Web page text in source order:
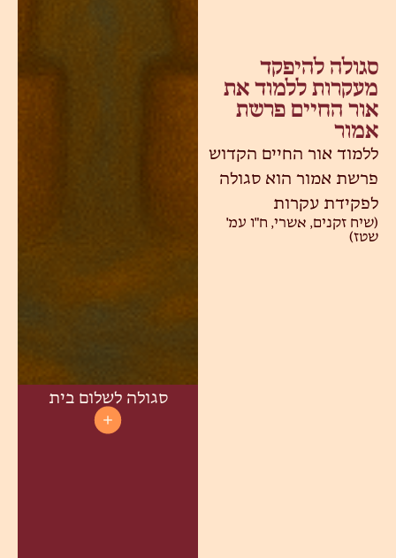
סגולה להיפקד
מעקרות ללמוד את
אור החיים פרשת
אמור
ללמוד אור החיים הקדוש
פרשת אמור הוא סגולה
לפקידת עקרות
(שיח זקנים, אשרי, ח"ו עמ'
שטז)
סגולה לשלום בית